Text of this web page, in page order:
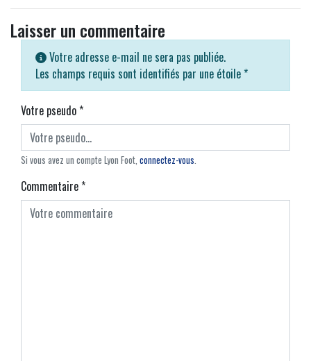
Laisser un commentaire
Votre adresse e-mail ne sera pas publiée.
Les champs requis sont identifiés par une étoile *
Votre pseudo*
Si vous avez un compte Lyon Foot, connectez-vous.
Commentaire*